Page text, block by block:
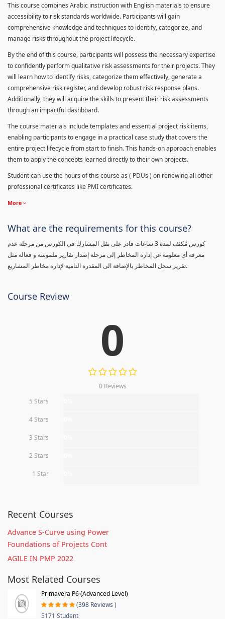
This course combines Arabic instruction with English materials to ensure
accessibility to risk standards worldwide. Participants will gain
comprehensive knowledge and techniques to identify, categorize, and
manage risks throughout the project lifecycle.
By the end of this course, participants will possess the necessary expertise
to confidently perform qualitative risk assessments for their projects. They
will learn how to identify risks, categorize them effectively, generate a
comprehensive risk register, and develop robust risk response plans.
Additionally, they will acquire the skills to present their risk assessments
through an impactful dashboard.
The course materials include templates and essential project risk items,
enabling participants to engage in a practical case study that covers the
entire project lifecycle from start to finish. This hands-on approach enables
them to apply the concepts learned directly to their own projects.
Student can use the hours of this course as ( PDUs ) on renewing all other
professional certificates like PMI certificates.
More
What are the requirements for this course?
كورس مٌكثف لمدة 3 ساعات قادر على نقل المشارك في الكورس من مرحلة عدم
معرفة أي معلومة عن إدارة المخاطر إلى مرحلة إصدار تقارير ملموسة و فعالة مثل
تقرير سجل المخاطر بالإضافة الى المقدرة التامية لإدارة مخاطر المشاريع.
Course Review
0
0 Reviews
5 Stars
4 Stars
3 Stars
2 Stars
1 Star
Recent Courses
Advance S-Curve using Power
Foundations of Projects Cont
AGILE IN PMP 2022
Most Related Courses
Primavera P6 (Advanced Level)
(398 Reviews )
5171 Student